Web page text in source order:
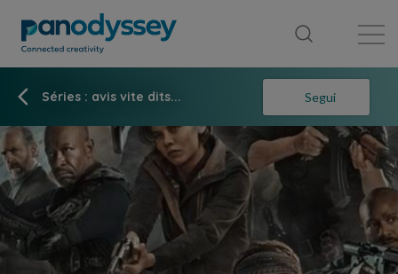
Séries : avis vite dits... Segui